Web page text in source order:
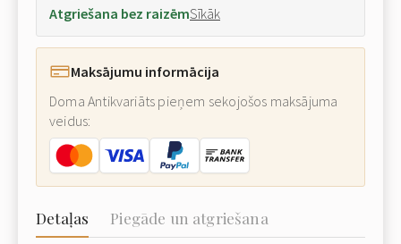
Atgriešana bez raizēmSīkāk
Maksājumu informācija
Doma Antikvariāts pieņem sekojošos maksājuma
veidus:
Detaļas Piegāde un atgriešana